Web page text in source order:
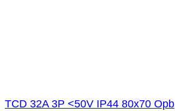
TCD 32A 3P <50V IP44 80x70 Opb